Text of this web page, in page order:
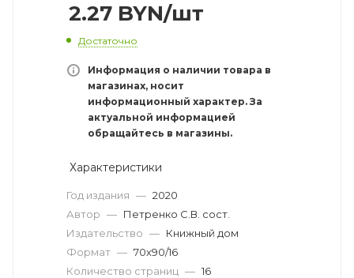
2.27 BYN/шт
Достаточно
Информация о наличии товара в
магазинах, носит
информационный характер. За
актуальной информацией
обращайтесь в магазины.
Характеристики
Год издания — 2020
Автор — Петренко С.В. сост.
Издательство — Книжный дом
Формат — 70х90/16
Количество страниц — 16